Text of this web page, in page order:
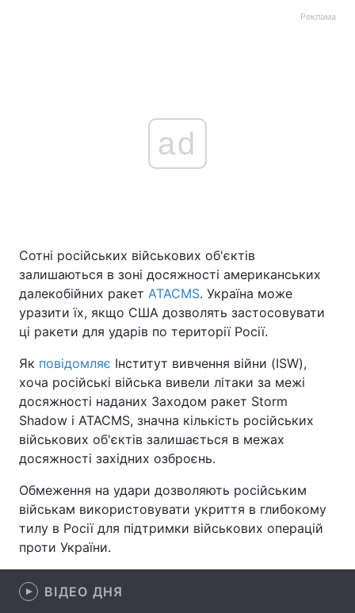
Україна Політика
Економіка Світ
Техно і зв'язок Лайт
Зброя Інциденти
Цікавинки Погода
Регіони
Лонгріди
Відео з Youtube
Реклама
ad
Сотні російських військових об'єктів
залишаються в зоні досяжності американських
далекобійних ракет ATACMS. Україна може
уразити їх, якщо США дозволять застосовувати
ці ракети для ударів по території Росії.
Як повідомляє Інститут вивчення війни (ISW),
хоча російські війська вивели літаки за межі
досяжності наданих Заходом ракет Storm
Shadow і ATACMS, значна кількість російських
військових об'єктів залишається в межах
досяжності західних озброєнь.
Обмеження на удари дозволяють російським
військам використовувати укриття в глибокому
тилу в Росії для підтримки військових операцій
проти України.
ВІДЕО ДНЯ